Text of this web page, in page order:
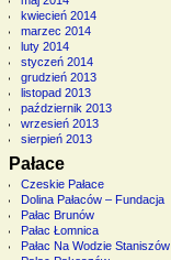
kwiecień 2014
marzec 2014
luty 2014
styczeń 2014
grudzień 2013
listopad 2013
październik 2013
wrzesień 2013
sierpień 2013
Pałace
Czeskie Pałace
Dolina Pałaców – Fundacja
Pałac Brunów
Pałac Łomnica
Pałac Na Wodzie Staniszów